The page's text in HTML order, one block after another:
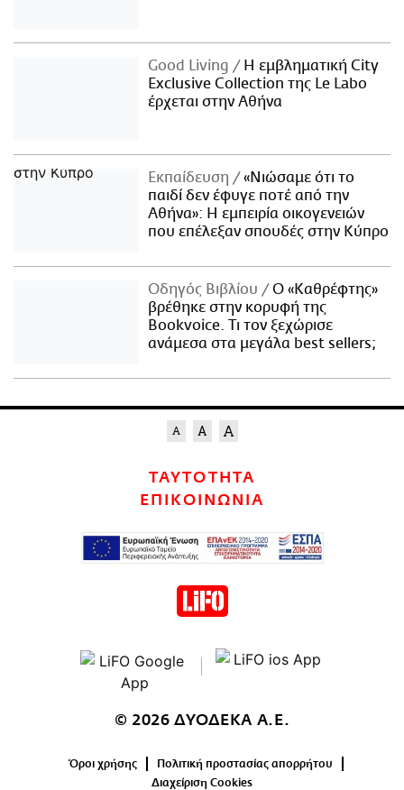
Good Living
Η εμβληματική City
Exclusive Collection της Le Labo
έρχεται στην Αθήνα
Εκπαίδευση
«Νιώσαμε ότι το
παιδί δεν έφυγε ποτέ από την
Αθήνα»: Η εμπειρία οικογενειών
που επέλεξαν σπουδές στην Κύπρο
Οδηγός Βιβλίου
Ο «Καθρέφτης»
βρέθηκε στην κορυφή της
Bookvoice. Τι τον ξεχώρισε
ανάμεσα στα μεγάλα best sellers;
ΤΑΥΤΟΤΗΤΑ
ΕΠΙΚΟΙΝΩΝΙΑ
© 2026 ΔΥΟΔΕΚΑ Α.Ε.
Όροι χρήσης
Πολιτική προστασίας απορρήτου
Διαχείριση Cookies